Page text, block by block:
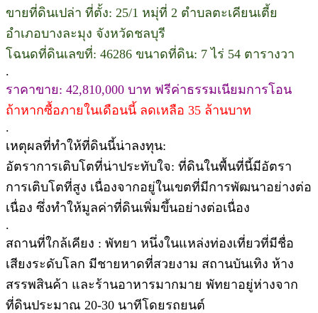
ขายที่ดินเปล่า ที่ตั้ง: 25/1 หมุ่ที่ 2 ตำบลตะเคียนเตี้ย
อำเภอบางละมุง จังหวัดชลบุรี
โฉนดที่ดินเลขที่: 46286 ขนาดที่ดิน: 7 ไร่ 54 ตารางวา
.
ราคาขาย: 42,810,000 บาท ฟรีค่าธรรมเนียมการโอน
ถ้าหากซื้อภายในเดือนนี้ ลดเหลือ 35 ล้านบาท
.
เหตุผลที่ทำให้ที่ดินนี้น่าลงทุน:
อัตราการเติบโตที่น่าประทับใจ: ที่ดินในพื้นที่นี้มีอัตรา
การเติบโตที่สูง เนื่องจากอยู่ในเขตที่มีการพัฒนาอย่างต่อ
เนื่อง ซึ่งทำให้มูลค่าที่ดินเพิ่มขึ้นอย่างต่อเนื่อง
.
สถานที่ใกล้เคียง : พัทยา หนึ่งในแหล่งท่องเที่ยวที่มีชื่อ
เสียงระดับโลก มีชายหาดที่สวยงาม สถานบันเทิง ห้าง
สรรพสินค้า และร้านอาหารมากมาย พัทยาอยู่ห่างจาก
ที่ดินประมาณ 20-30 นาทีโดยรถยนต์